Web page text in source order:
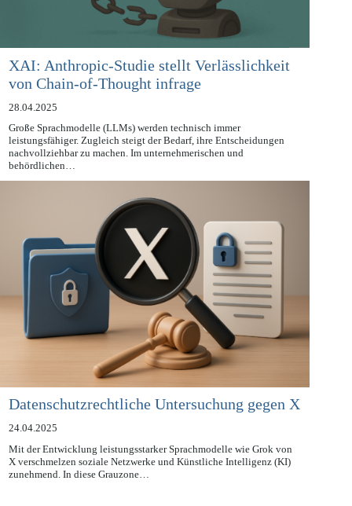
XAI: Anthropic-Studie stellt Verlässlichkeit
von Chain-of-Thought infrage
28.04.2025
Große Sprachmodelle (LLMs) werden technisch immer
leistungsfähiger. Zugleich steigt der Bedarf, ihre Entscheidungen
nachvollziehbar zu machen. Im unternehmerischen und
behördlichen…
Datenschutzrechtliche Untersuchung gegen X
24.04.2025
Mit der Entwicklung leistungsstarker Sprachmodelle wie Grok von
X verschmelzen soziale Netzwerke und Künstliche Intelligenz (KI)